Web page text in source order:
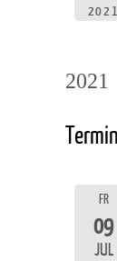
2021
2021
FR
09
JUL